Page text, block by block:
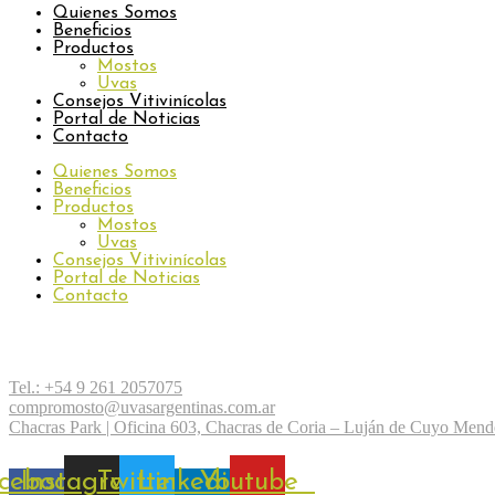
Quienes Somos
Beneficios
Productos
Mostos
Uvas
Consejos Vitivinícolas
Portal de Noticias
Contacto
Quienes Somos
Beneficios
Productos
Mostos
Uvas
Consejos Vitivinícolas
Portal de Noticias
Contacto
Tel.: +54 9 261 2057075
compromosto@uvasargentinas.com.ar
Chacras Park | Oficina 603, Chacras de Coria – Luján de Cuyo
Instagram
Twitter
Linkedin-
Youtube